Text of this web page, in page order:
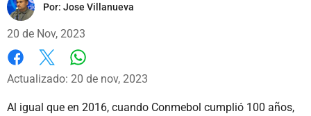
Por: Jose Villanueva
20 de Nov, 2023
Facebook
X
Actualizado: 20 de nov, 2023
Al igual que en 2016, cuando Conmebol cumplió 100 años,